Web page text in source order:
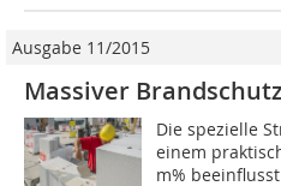
Ausgabe 11/2015
Massiver Brandschutz
Die spezielle
einem
m%